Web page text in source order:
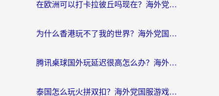
在欧洲可以打卡拉彼丘吗现在？海外党国服游戏加速器终极避坑指南
为什么香港玩不了我的世界？海外党国服游戏加速终极解决方案
腾讯桌球国外玩延迟很高怎么办？海外党亲测有效的国服游戏加速指南
泰国怎么玩火拼双扣？海外党国服游戏加速终极指南（附暗区突围植物大战僵尸实测）